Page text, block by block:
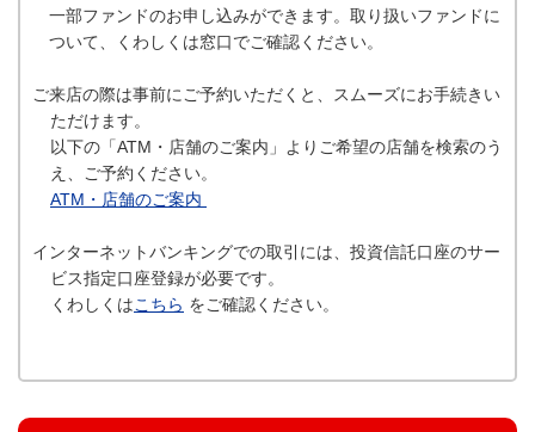
一部ファンドのお申し込みができます。取り扱いファンドに
ついて、くわしくは窓口でご確認ください。
ご来店の際は事前にご予約いただくと、スムーズにお手続きい
ただけます。
以下の「ATM・店舗のご案内」よりご希望の店舗を検索のう
え、ご予約ください。
ATM・店舗のご案内
インターネットバンキングでの取引には、投資信託口座のサー
ビス指定口座登録が必要です。
くわしくはこちら をご確認ください。